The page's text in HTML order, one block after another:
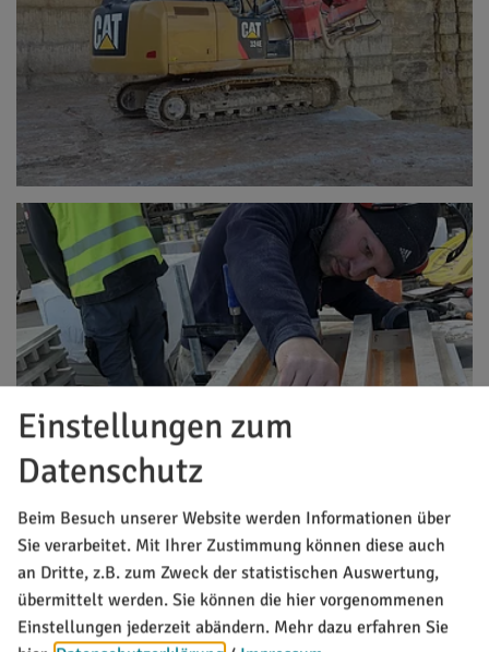
Einstellungen zum
Datenschutz
Beim Besuch unserer Website werden Informationen über
Sie verarbeitet. Mit Ihrer Zustimmung können diese auch
an Dritte, z.B. zum Zweck der statistischen Auswertung,
übermittelt werden. Sie können die hier vorgenommenen
Einstellungen jederzeit abändern. Mehr dazu erfahren Sie